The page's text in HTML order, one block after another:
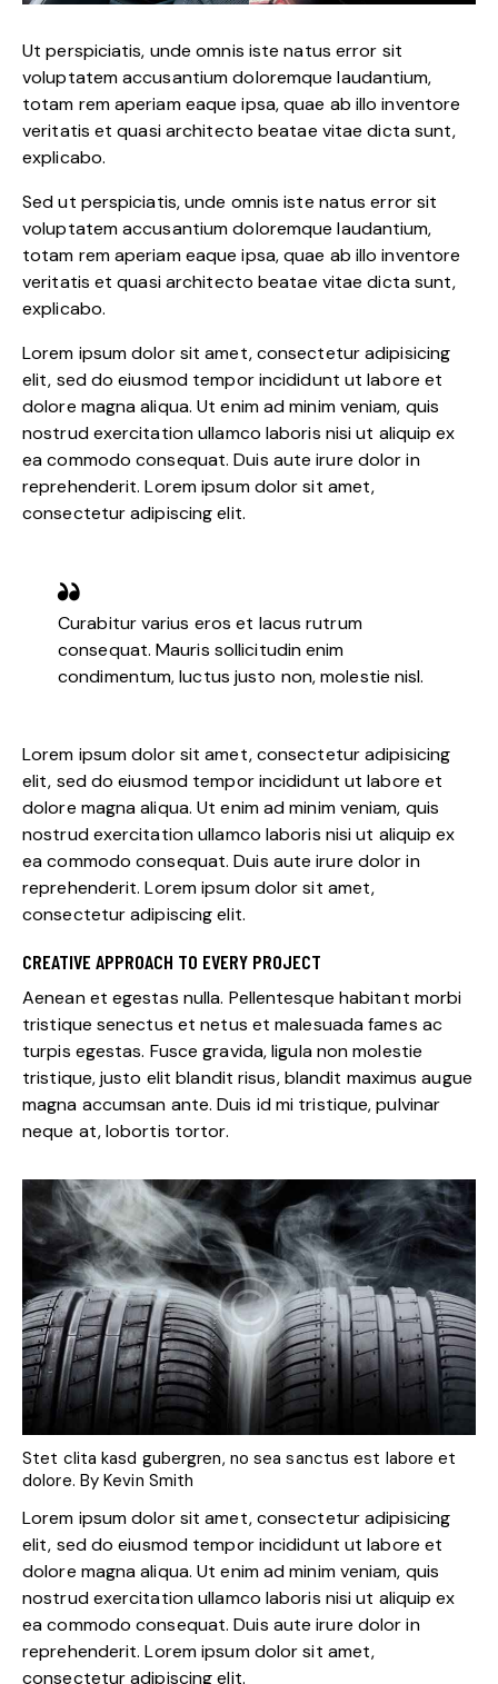
Ut perspiciatis, unde omnis iste natus error sit
voluptatem accusantium doloremque laudantium,
totam rem aperiam eaque ipsa, quae ab illo inventore
veritatis et quasi architecto beatae vitae dicta sunt,
explicabo.
Sed ut perspiciatis, unde omnis iste natus error sit
voluptatem accusantium doloremque laudantium,
totam rem aperiam eaque ipsa, quae ab illo inventore
veritatis et quasi architecto beatae vitae dicta sunt,
explicabo.
Lorem ipsum dolor sit amet, consectetur adipisicing
elit, sed do eiusmod tempor incididunt ut labore et
dolore magna aliqua. Ut enim ad minim veniam, quis
nostrud exercitation ullamco laboris nisi ut aliquip ex
ea commodo consequat. Duis aute irure dolor in
reprehenderit. Lorem ipsum dolor sit amet,
consectetur adipiscing elit.
Curabitur varius eros et lacus rutrum
consequat. Mauris sollicitudin enim
condimentum, luctus justo non, molestie nisl.
Lorem ipsum dolor sit amet, consectetur adipisicing
elit, sed do eiusmod tempor incididunt ut labore et
dolore magna aliqua. Ut enim ad minim veniam, quis
nostrud exercitation ullamco laboris nisi ut aliquip ex
ea commodo consequat. Duis aute irure dolor in
reprehenderit. Lorem ipsum dolor sit amet,
consectetur adipiscing elit.
CREATIVE APPROACH TO EVERY PROJECT
Aenean et egestas nulla. Pellentesque habitant morbi
tristique senectus et netus et malesuada fames ac
turpis egestas. Fusce gravida, ligula non molestie
tristique, justo elit blandit risus, blandit maximus augue
magna accumsan ante. Duis id mi tristique, pulvinar
neque at, lobortis tortor.
Stet clita kasd gubergren, no sea sanctus est labore et
dolore. ByKevin Smith
Lorem ipsum dolor sit amet, consectetur adipisicing
elit, sed do eiusmod tempor incididunt ut labore et
dolore magna aliqua. Ut enim ad minim veniam, quis
nostrud exercitation ullamco laboris nisi ut aliquip ex
ea commodo consequat. Duis aute irure dolor in
reprehenderit. Lorem ipsum dolor sit amet,
consectetur adipiscing elit.